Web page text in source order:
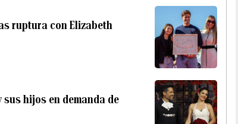
ruptura con Elizabeth
hijos en demanda de